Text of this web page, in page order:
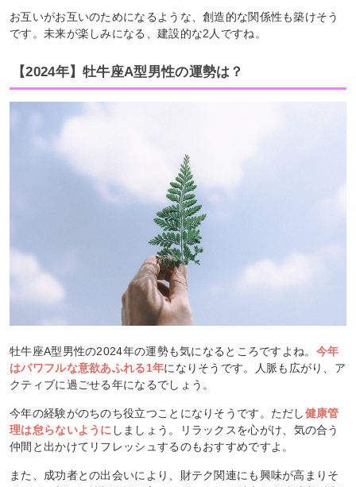
お互いがお互いのためになるような、創造的な関係性も築けそう
です。未来が楽しみになる、建設的な2人ですね。
【2024年】牡牛座A型男性の運勢は？
牡牛座A型男性の2024年の運勢も気になるところですよね。 今年
はパワフルな意欲あふれる1年になりそうです。人脈も広がり、ア
クティブに過ごせる年になるでしょう。
今年の経験がのちのち役立つことになりそうです。ただし健康管
理は怠らないように しましょう。リラックスを心がけ、気の合う
仲間と出かけてリフレッシュするのもおすすめですよ。
また、成功者との出会いにより、財テク関連にも興味が高まりそ